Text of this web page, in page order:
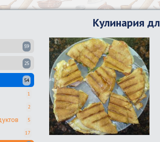
Кулинария
59
25
54
1
2
5
17